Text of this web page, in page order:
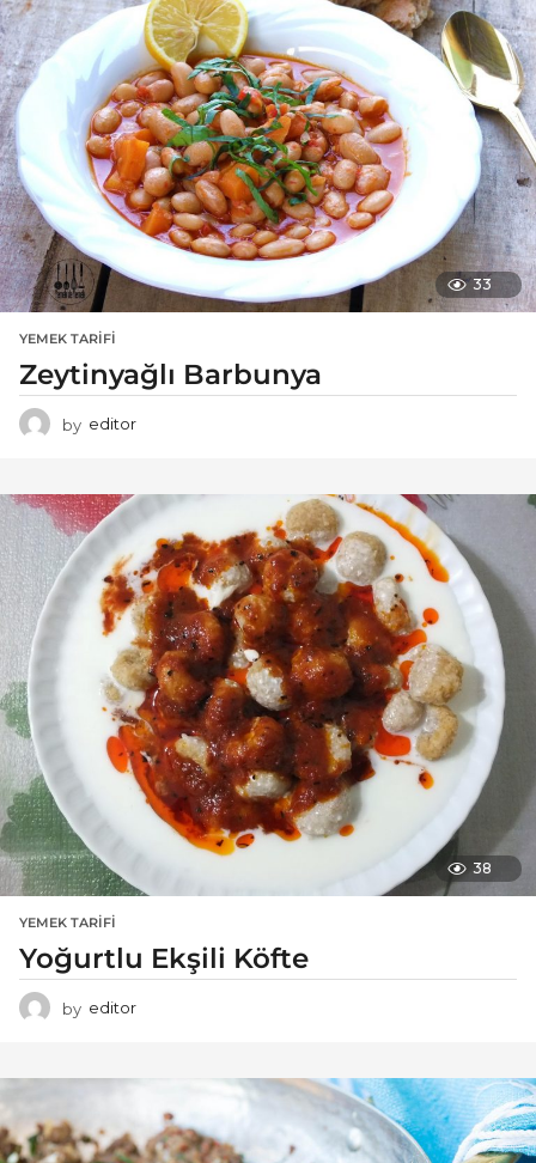
33
YEMEK TARIFI
Zeytinyağlı Barbunya
by editor
38
YEMEK TARIFI
Yoğurtlu Ekşili Köfte
by editor